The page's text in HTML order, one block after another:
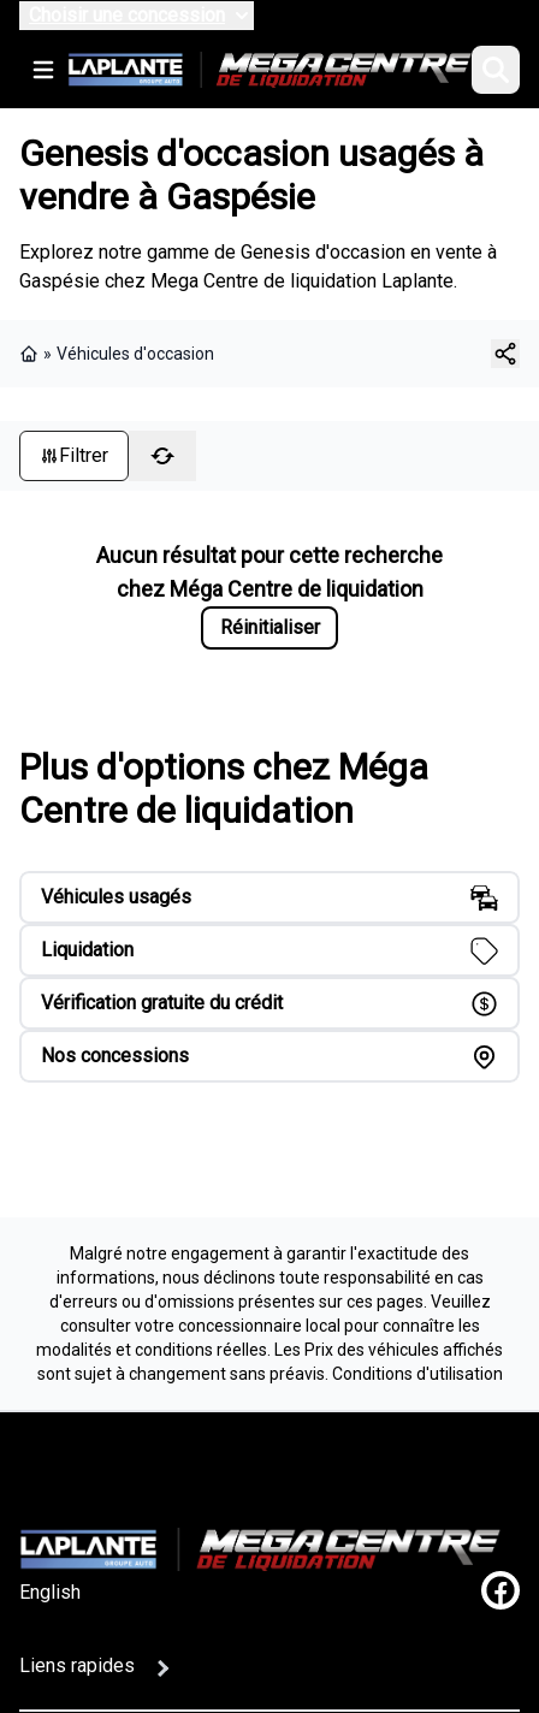
Genesis d'occasion usagés à
vendre à Gaspésie
Explorez notre gamme de Genesis d'occasion en vente à
Gaspésie chez Mega Centre de liquidation Laplante.
» Véhicules d'occasion
Filtrer
Aucun résultat pour cette recherche
chez Méga Centre de liquidation
Réinitialiser
Plus d'options chez Méga
Centre de liquidation
Véhicules usagés
Liquidation
Vérification gratuite du crédit
Nos concessions
Malgré notre engagement à garantir l'exactitude des
informations, nous déclinons toute responsabilité en cas
d'erreurs ou d'omissions présentes sur ces pages. Veuillez
consulter votre concessionnaire local pour connaître les
modalités et conditions réelles. Les Prix des véhicules affichés
sont sujet à changement sans préavis. Conditions d'utilisation
English
Liens rapides